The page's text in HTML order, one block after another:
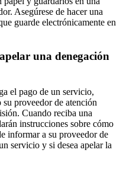
Asegúrese de hacer una
guarde electrónicamente en
una denegación
el pago de un servicio,
proveedor de atención
Cuando reciba una
instrucciones sobre cómo
informar a su proveedor de
servicio y si desea apelar la